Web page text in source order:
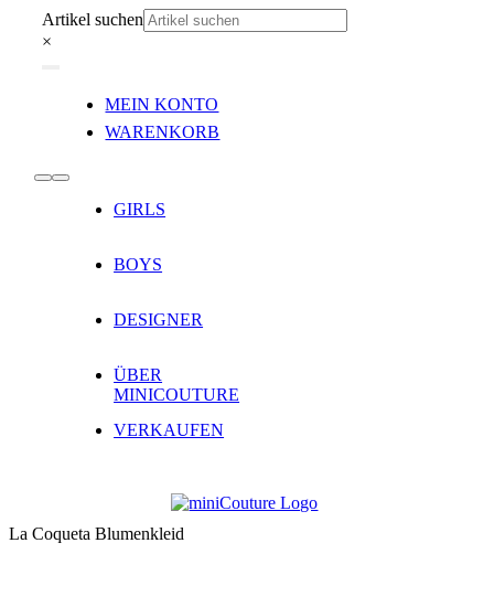
Inhalt
Artikel suchen
×
Navigation
MEIN KONTO
WARENKORB
Toggle
Navigation
GIRLS
BOYS
DESIGNER
ÜBER
MINICOUTURE
VERKAUFEN
La Coqueta Blumenkleid